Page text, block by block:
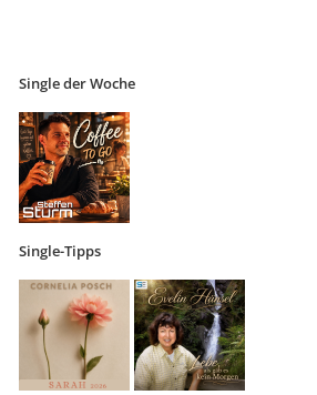
Single der Woche
Single-Tipps